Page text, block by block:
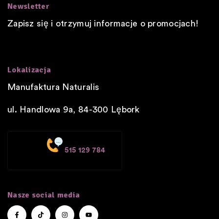
Newsletter
Zapisz się i otrzymuj informacje o promocjach!
Lokalizacja
Manufaktura Naturalis
ul. Handlowa 9a, 84-300 Lębork
515 129 784
Nasze social media